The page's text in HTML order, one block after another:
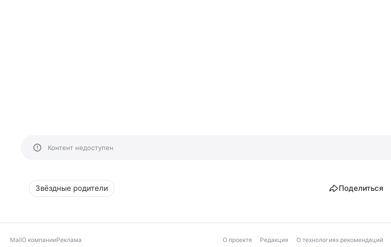
Контент недоступен
Звёздные родители Поделиться
MailО компанииРеклама О проекте Редакция О технологиях рекомендаций